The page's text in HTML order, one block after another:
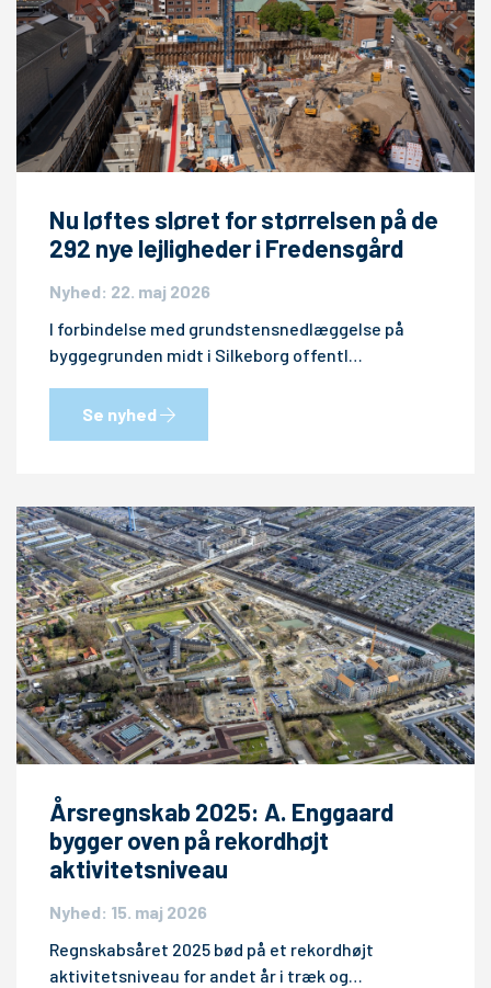
Nu løftes sløret for størrelsen på de
292 nye lejligheder i Fredensgård
Nyhed: 22. maj 2026
I forbindelse med grundstensnedlæggelse på
byggegrunden midt i Silkeborg offentl…
Se nyhed
Årsregnskab 2025: A. Enggaard
bygger oven på rekordhøjt
aktivitetsniveau
Nyhed: 15. maj 2026
Regnskabsåret 2025 bød på et rekordhøjt
aktivitetsniveau for andet år i træk og…